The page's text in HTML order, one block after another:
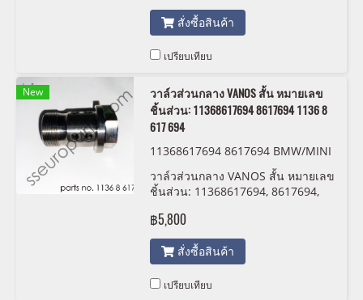
สั่งซื้อสินค้า
เปรียบเทียบ
New
วาล์วส่วนกลาง VANOS สั้น หมายเลข
ชิ้นส่วน: 11368617694 8617694 1136 8
617 694
11368617694 8617694 BMW/MINI
วาล์วส่วนกลาง VANOS สั้น หมายเลข
ชิ้นส่วน: 11368617694, 8617694,
฿5,800
สั่งซื้อสินค้า
เปรียบเทียบ